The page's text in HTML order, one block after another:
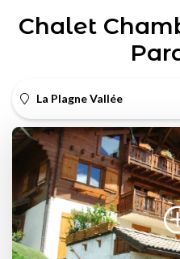
Chalet
La Plagne Vallée